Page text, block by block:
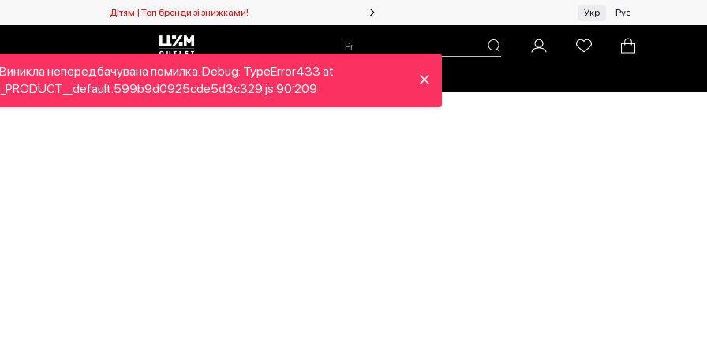
Дітям | Топ бренди зі знижками! Жінкам | Топ бренди зі знижками!
Укр Рус
Дітям Home&Gifts Бренди Новий сезон Про ЦУМ
непередбачувана помилка. Debug: TypeError433 at